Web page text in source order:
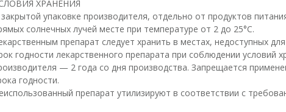
ХРАНЕНИЯ
упаковке производителя, отдельно от продуктов
солнечных лучей месте при температуре от 2 до 25°С.
препарат следует хранить в местах, недоступных
годности лекарственного препарата при соблюдении условий
— 2 года со дня производства. Запрещается
годности.
препарат утилизируют в соответствии с